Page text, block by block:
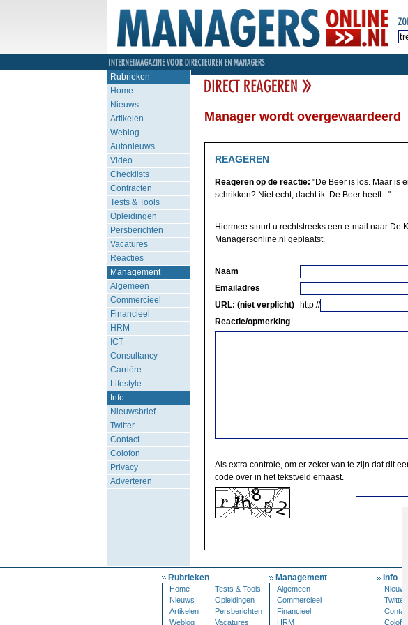
Rubrieken
Home
Nieuws
Artikelen
Weblog
Autonieuws
Video
Checklists
Contracten
Tests & Tools
Opleidingen
Persberichten
Vacatures
Reacties
Management
Algemeen
Commercieel
Financieel
HRM
ICT
Consultancy
Carrière
Lifestyle
Info
Nieuwsbrief
Twitter
Contact
Colofon
Privacy
Adverteren
Manager wordt overgewaardeerd
REAGEREN
Reageren op de reactie: "De Beer is los. Maar is
schrikken? Niet echt, dacht ik. De Beer heeft..."
Hiermee stuurt u rechtstreeks een e-mail naar De
Managersonline.nl geplaatst.
Naam
Emailadres
URL: (niet verplicht)
http://
Reactie/opmerking
Als extra controle, om er zeker van te zijn dat dit
code over in het tekstveld ernaast.
Rubrieken
Home
Tests & Tools
Nieuws
Opleidingen
Artikelen
Persberichten
Weblog
Vacatures
Management
Algemeen
Commercieel
Financieel
HRM
Info
Twitter
Contact
Colofon